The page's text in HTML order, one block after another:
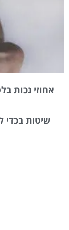
אחוזי נכות
שיטות בכדי